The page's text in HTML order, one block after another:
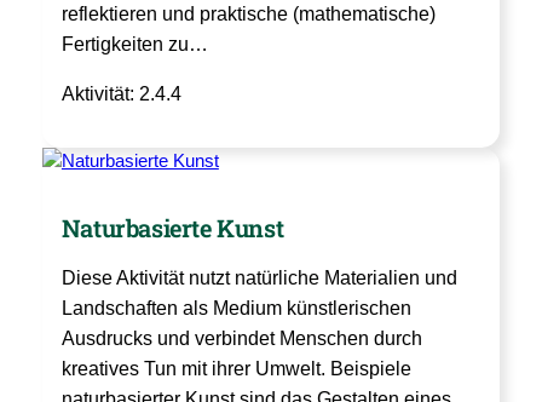
reflektieren und praktische (mathematische)
Fertigkeiten zu…
Aktivität: 2.4.4
Naturbasierte Kunst
Diese Aktivität nutzt natürliche Materialien und
Landschaften als Medium künstlerischen
Ausdrucks und verbindet Menschen durch
kreatives Tun mit ihrer Umwelt. Beispiele